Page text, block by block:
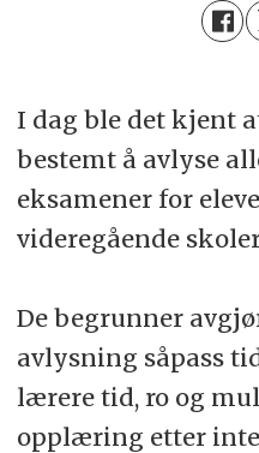
I dag ble det kjent
bestemt å avlyse
eksamener for
videregående
De begrunner
avlysning såpass
lærere tid, ro og
opplæring etter